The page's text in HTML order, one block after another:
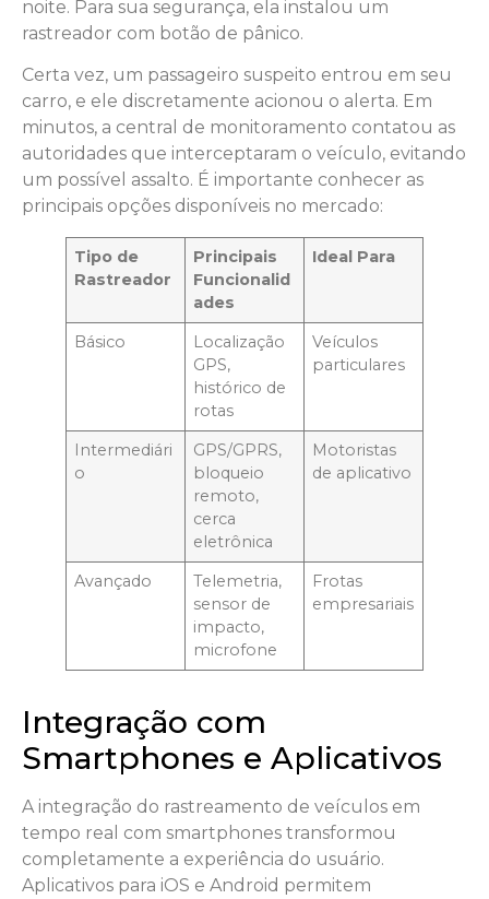
noite. Para sua segurança, ela instalou um
rastreador com botão de pânico.
Certa vez, um passageiro suspeito entrou em seu
carro, e ele discretamente acionou o alerta. Em
minutos, a central de monitoramento contatou as
autoridades que interceptaram o veículo, evitando
um possível assalto. É importante conhecer as
principais opções disponíveis no mercado:
Tipo de
Rastreador
Principais
Funcionalid
ades
Ideal Para
Básico
Localização
GPS,
histórico de
rotas
Veículos
particulares
Intermediári
o
GPS/GPRS,
bloqueio
remoto,
cerca
eletrônica
Motoristas
de aplicativo
Avançado
Telemetria,
sensor de
impacto,
microfone
Frotas
empresariais
Integração com
Smartphones e Aplicativos
A integração do rastreamento de veículos em
tempo real com smartphones transformou
completamente a experiência do usuário.
Aplicativos para iOS e Android permitem